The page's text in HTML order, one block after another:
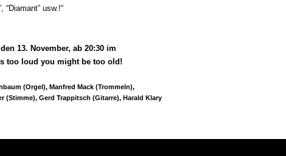
“Diamant” usw.!“
13. November, ab 20:30 im
too loud you might be too old!
(Orgel), Manfred Mack (Trommeln),
(Stimme), Gerd Trappitsch (Gitarre), Harald Klary